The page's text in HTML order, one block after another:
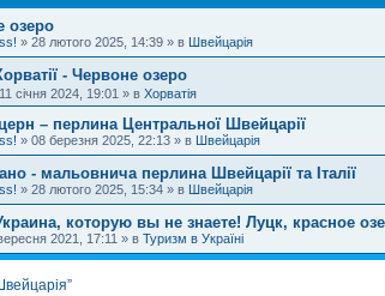
озеро
» 28 лютого 2025, 14:39 » в Швейцарія
- Червоне озеро
11 січня 2024, 19:01 » в Хорватія
– перлина Центральної Швейцарії
» 08 березня 2025, 22:13 » в Швейцарія
- мальовнича перлина Швейцарії та Італії
» 28 лютого 2025, 15:34 » в Швейцарія
которую вы не знаете! Луцк, красное
2021, 17:11 » в Туризм в Україні